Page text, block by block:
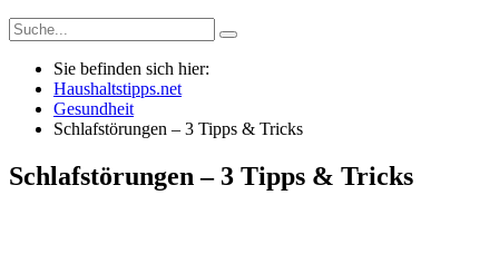
Sie befinden sich hier:
Haushaltstipps.net
Gesundheit
Schlafstörungen – 3 Tipps & Tricks
Schlafstörungen – 3 Tipps & Tricks